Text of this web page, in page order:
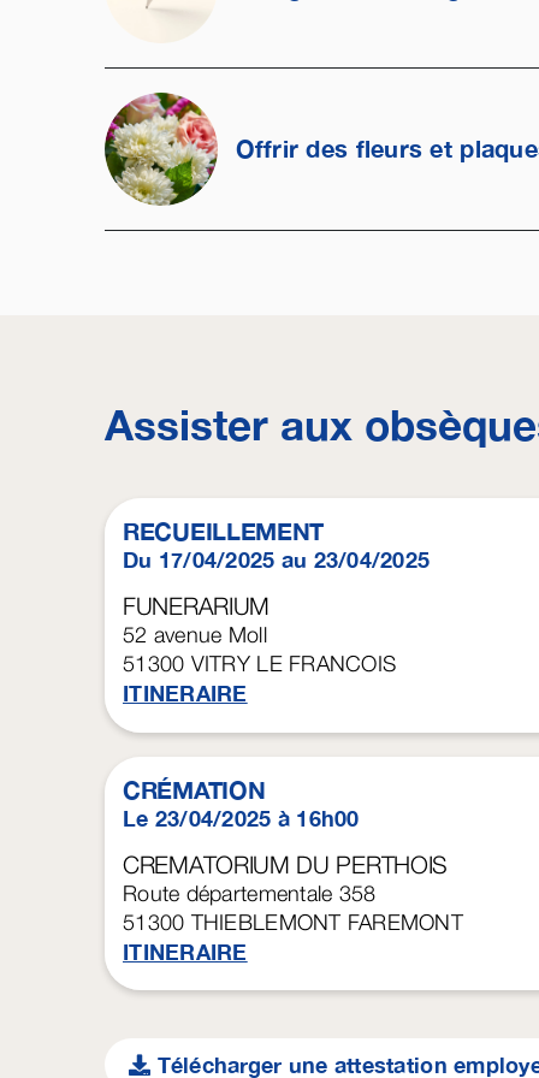
Offrir des fleurs et
Assister aux
RECUEILLEMENT
Du 17/04/2025 au 23/04/2025
FUNERARIUM
52 avenue Moll
51300 VITRY LE FRANCOIS
ITINERAIRE
CRÉMATION
Le 23/04/2025 à 16h00
CREMATORIUM DU PERTHOIS
Route départementale 358
51300 THIEBLEMONT FAREMONT
ITINERAIRE
Télécharger une attestation